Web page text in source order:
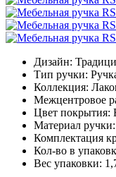
Дизайн:
Тип ручки:
Коллекция:
Межцентровое
Цвет покрытия:
Материал
Комплектация
Кол-во в
Вес упаковки: